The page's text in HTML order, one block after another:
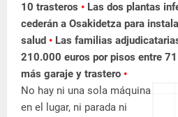
10 trasteros • Las dos plantas
cederán a Osakidetza para
salud • Las familias
210.000 euros por pisos entre
más garaje y trastero •
No hay ni una sola máquina
en el lugar, ni parada ni